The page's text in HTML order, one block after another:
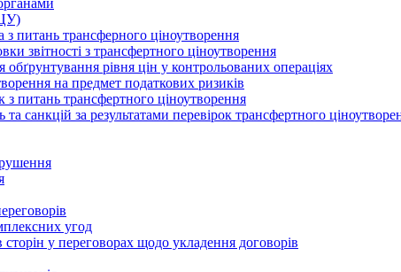
з питань трансферного ціноутворення
звітності з трансфертного ціноутворення
обґрунтування рівня цін у контрольованих операціях
на предмет податкових ризиків
питань трансфертного ціноутворення
санкцій за результатами перевірок трансфертного
угод
сторін у переговорах щодо укладення договорів